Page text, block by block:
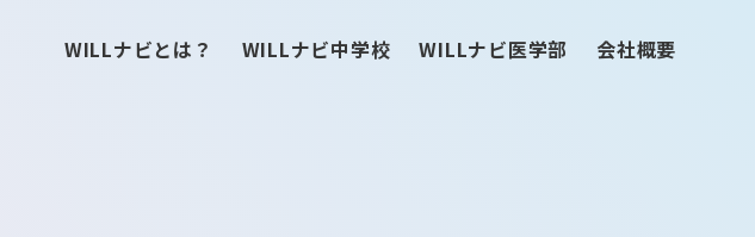
WILLナビとは？ WILLナビ中学校 WILLナビ医学部 会社概要